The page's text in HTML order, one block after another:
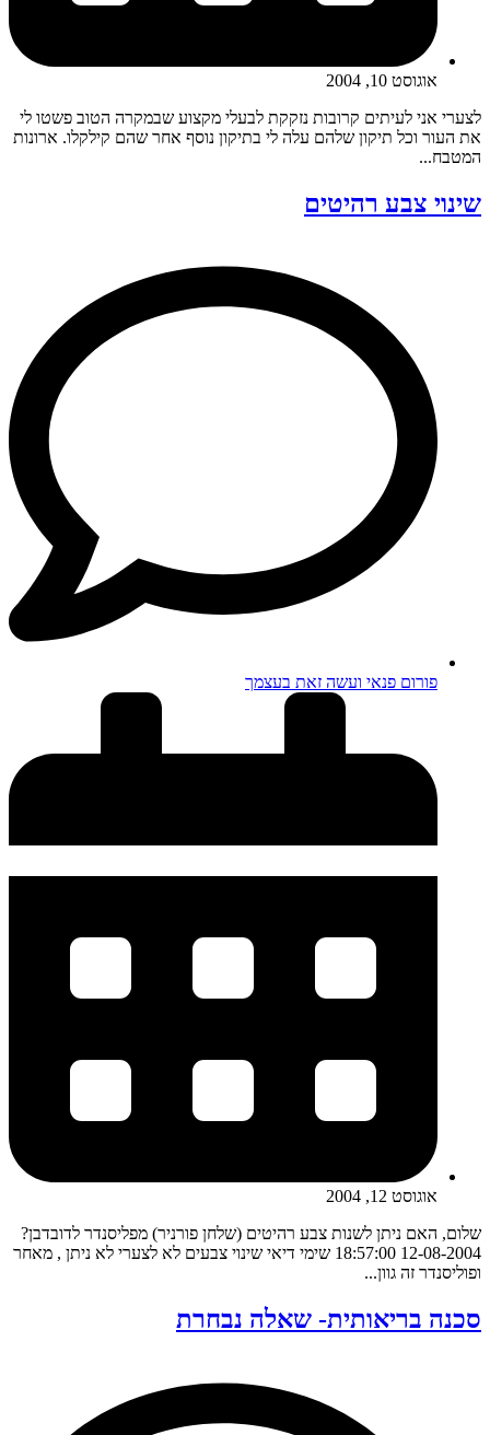
אוגוסט 10, 2004
לצערי אני לעיתים קרובות נזקקת לבעלי מקצוע שבמקרה הטוב פשטו לי
את העור וכל תיקון שלהם עלה לי בתיקון נוסף אחר שהם קילקלו. ארונות
המטבח...
שינוי צבע רהיטים
פורום פנאי ועשה זאת בעצמך
אוגוסט 12, 2004
שלום, האם ניתן לשנות צבע רהיטים (שלחן פורניר) מפליסנדר לדובדבן?
12-08-2004 18:57:00 שימי דיאי שינוי צבעים לא לצערי לא ניתן , מאחר
ופוליסנדר זה גוון...
סכנה בריאותית- שאלה נבחרת